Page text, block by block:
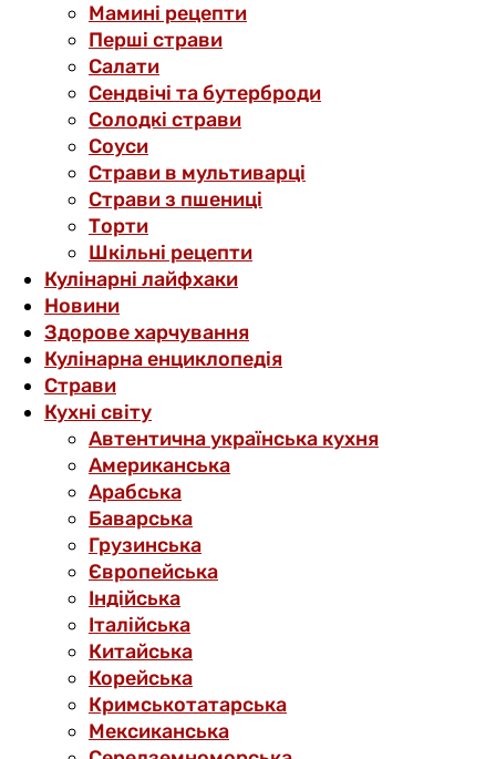
Мамині рецепти
Перші страви
Салати
Сендвічі та бутерброди
Солодкі страви
Соуси
Страви в мультиварці
Страви з пшениці
Торти
Шкільні рецепти
Кулінарні лайфхаки
Новини
Здорове харчування
Кулінарна енциклопедія
Страви
Кухні світу
Автентична українська кухня
Американська
Арабська
Баварська
Грузинська
Європейська
Індійська
Італійська
Китайська
Корейська
Кримськотатарська
Мексиканська